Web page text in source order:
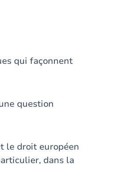
qui façonnent
question
le droit européen
dans la